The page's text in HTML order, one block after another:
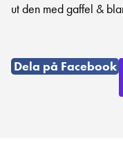
ut den med gaffel &
Dela på Facebook